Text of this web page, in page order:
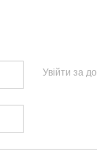
Увійти за